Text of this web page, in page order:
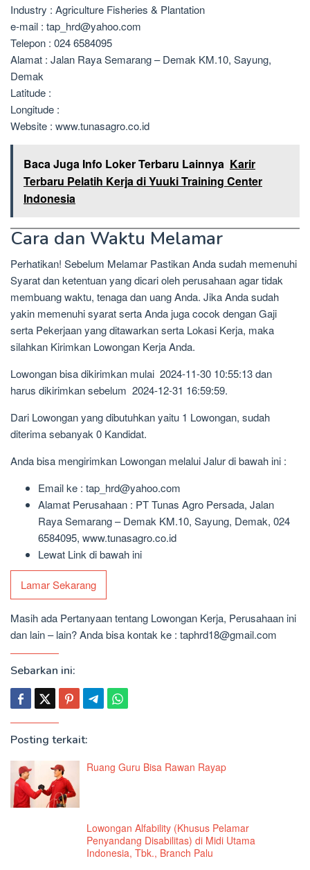
Industry : Agriculture Fisheries & Plantation
e-mail : tap_hrd@yahoo.com
Telepon : 024 6584095
Alamat : Jalan Raya Semarang – Demak KM.10, Sayung,
Demak
Latitude :
Longitude :
Website : www.tunasagro.co.id
Baca Juga Info Loker Terbaru Lainnya Karir
Terbaru Pelatih Kerja di Yuuki Training Center
Indonesia
Cara dan Waktu Melamar
Perhatikan! Sebelum Melamar Pastikan Anda sudah memenuhi
Syarat dan ketentuan yang dicari oleh perusahaan agar tidak
membuang waktu, tenaga dan uang Anda. Jika Anda sudah
yakin memenuhi syarat serta Anda juga cocok dengan Gaji
serta Pekerjaan yang ditawarkan serta Lokasi Kerja, maka
silahkan Kirimkan Lowongan Kerja Anda.
Lowongan bisa dikirimkan mulai 2024-11-30 10:55:13 dan
harus dikirimkan sebelum 2024-12-31 16:59:59.
Dari Lowongan yang dibutuhkan yaitu 1 Lowongan, sudah
diterima sebanyak 0 Kandidat.
Anda bisa mengirimkan Lowongan melalui Jalur di bawah ini :
Email ke : tap_hrd@yahoo.com
Alamat Perusahaan : PT Tunas Agro Persada, Jalan
Raya Semarang – Demak KM.10, Sayung, Demak, 024
6584095, www.tunasagro.co.id
Lewat Link di bawah ini
Lamar Sekarang
Masih ada Pertanyaan tentang Lowongan Kerja, Perusahaan ini
dan lain – lain? Anda bisa kontak ke : taphrd18@gmail.com
Sebarkan ini:
Posting terkait:
Ruang Guru Bisa Rawan Rayap
Lowongan Alfability (Khusus Pelamar
Penyandang Disabilitas) di Midi Utama
Indonesia, Tbk., Branch Palu